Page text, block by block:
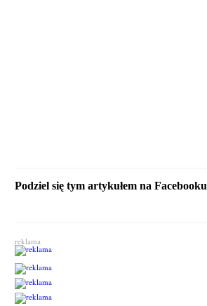
Podziel się tym artykułem na Facebooku
reklama